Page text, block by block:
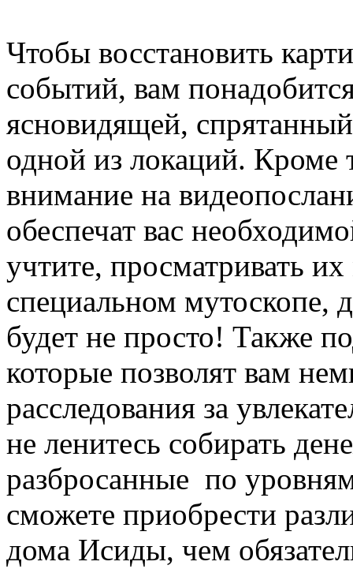
Чтобы восстановить
событий, вам
ясновидящей,
одной из локаций. Кроме
внимание на
обеспечат вас
учтите, просматривать
специальном мутоскопе,
будет не просто! Также
которые позволят вам
расследования за
не ленитесь собирать
разбросанные по
сможете приобрести
дома Исиды, чем